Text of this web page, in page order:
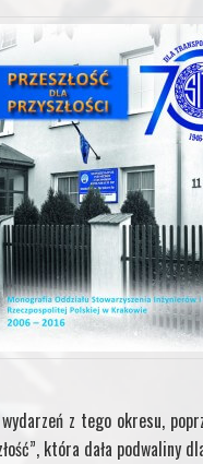
z tego okresu,
która dała podwaliny